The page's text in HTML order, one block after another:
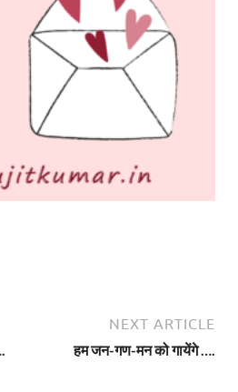
NEXT ARTICLE
हम जन-गण-मन को गायेंगे ….